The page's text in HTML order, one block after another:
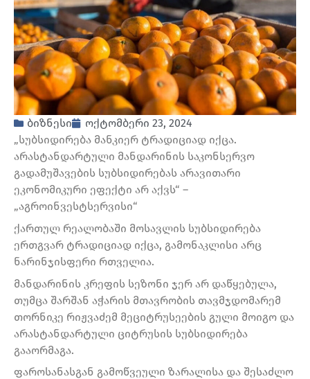
ბიზნესი
ოქტომბერი 23, 2024
„სუბსიდირება მანკიერ ტრადიციად იქცა.
არასტანდარტული მანდარინის საკონსერვო
გადამუშავების სუბსიდირებას არავითარი
ეკონომიკური ეფექტი არ აქვს“ –
„აგროინვესტსერვისი“
ქართულ რეალობაში მოსავლის სუბსიდირება
ერთგვარ ტრადიციად იქცა, გამონაკლისი არც
ნარინჯისფერი რთველია.
მანდარინის კრეფის სეზონი ჯერ არ დაწყებულა,
თუმცა შარშან აჭარის მთავრობის თავმჯდომარემ
თორნიკე რიჟვაძემ მეციტრუსეების გული მოიგო და
არასტანდარტული ციტრუსის სუბსიდირება
გააორმაგა.
ფაროსანასგან გამოწვეული ზარალისა და შესაძლო